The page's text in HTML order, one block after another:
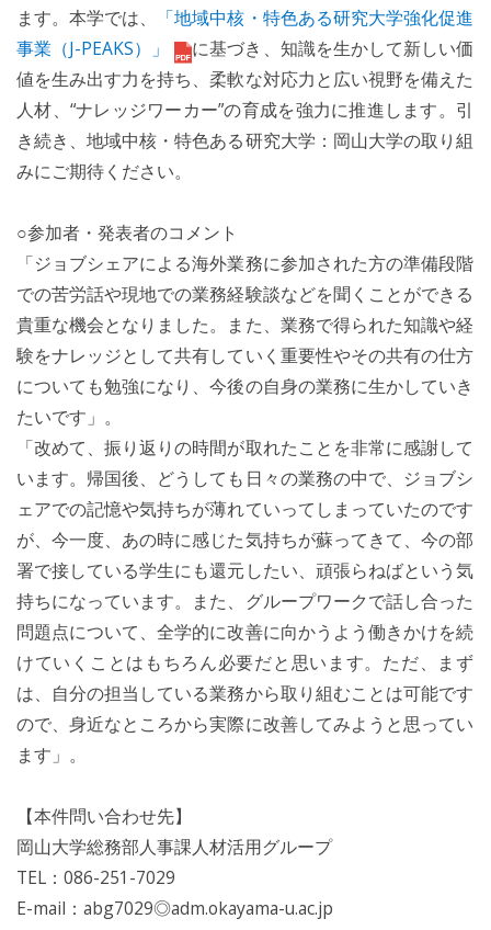
ます。本学では、
「地域中核・特色ある研究大学強化促進
事業（J-PEAKS）」
に基づき、知識を生かして新しい価
値を生み出す力を持ち、柔軟な対応力と広い視野を備えた
人材、“ナレッジワーカー”の育成を強力に推進します。引
き続き、地域中核・特色ある研究大学：岡山大学の取り組
みにご期待ください。
○参加者・発表者のコメント
「ジョブシェアによる海外業務に参加された方の準備段階
での苦労話や現地での業務経験談などを聞くことができる
貴重な機会となりました。また、業務で得られた知識や経
験をナレッジとして共有していく重要性やその共有の仕方
についても勉強になり、今後の自身の業務に生かしていき
たいです」。
「改めて、振り返りの時間が取れたことを非常に感謝して
います。帰国後、どうしても日々の業務の中で、ジョブシ
ェアでの記憶や気持ちが薄れていってしまっていたのです
が、今一度、あの時に感じた気持ちが蘇ってきて、今の部
署で接している学生にも還元したい、頑張らねばという気
持ちになっています。また、グループワークで話し合った
問題点について、全学的に改善に向かうよう働きかけを続
けていくことはもちろん必要だと思います。ただ、まず
は、自分の担当している業務から取り組むことは可能です
ので、身近なところから実際に改善してみようと思ってい
ます」。
【本件問い合わせ先】
岡山大学総務部人事課人材活用グループ
TEL：086-251-7029
E-mail：abg7029◎adm.okayama-u.ac.jp